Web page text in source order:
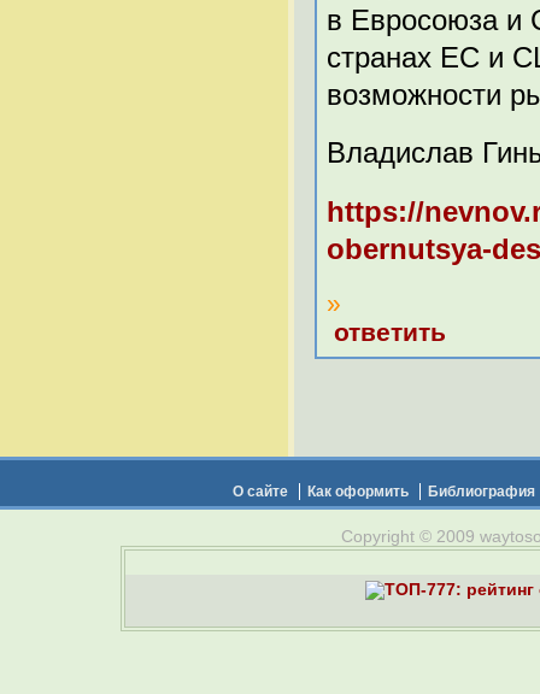
в Евросоюза
странах ЕС и
возможности
Владислав
https://
obernutsya-
»
ответить
О сайте Как оформить Библиография
Copyright © 2009